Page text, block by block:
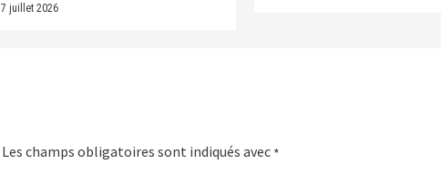
7 juillet 2026
Les champs obligatoires sont indiqués avec *